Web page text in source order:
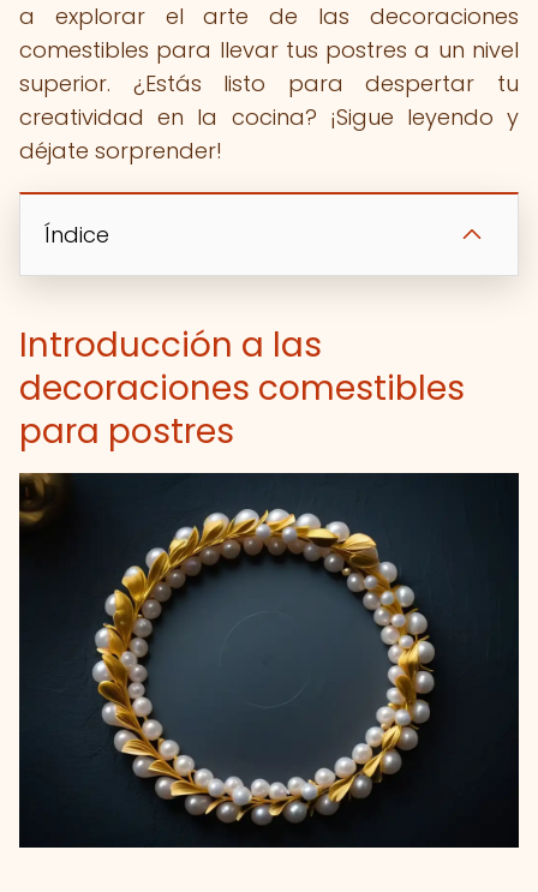
a explorar el arte de las decoraciones
comestibles para llevar tus postres a un nivel
superior. ¿Estás listo para despertar tu
creatividad en la cocina? ¡Sigue leyendo y
déjate sorprender!
Índice
Introducción a las
decoraciones comestibles
para postres